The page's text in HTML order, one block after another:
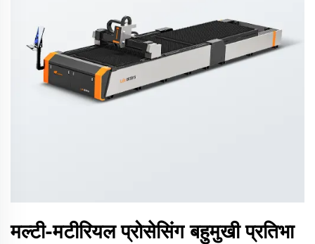
मल्टी-मटीरियल प्रोसेसिंग बहुमुखी प्रतिभा